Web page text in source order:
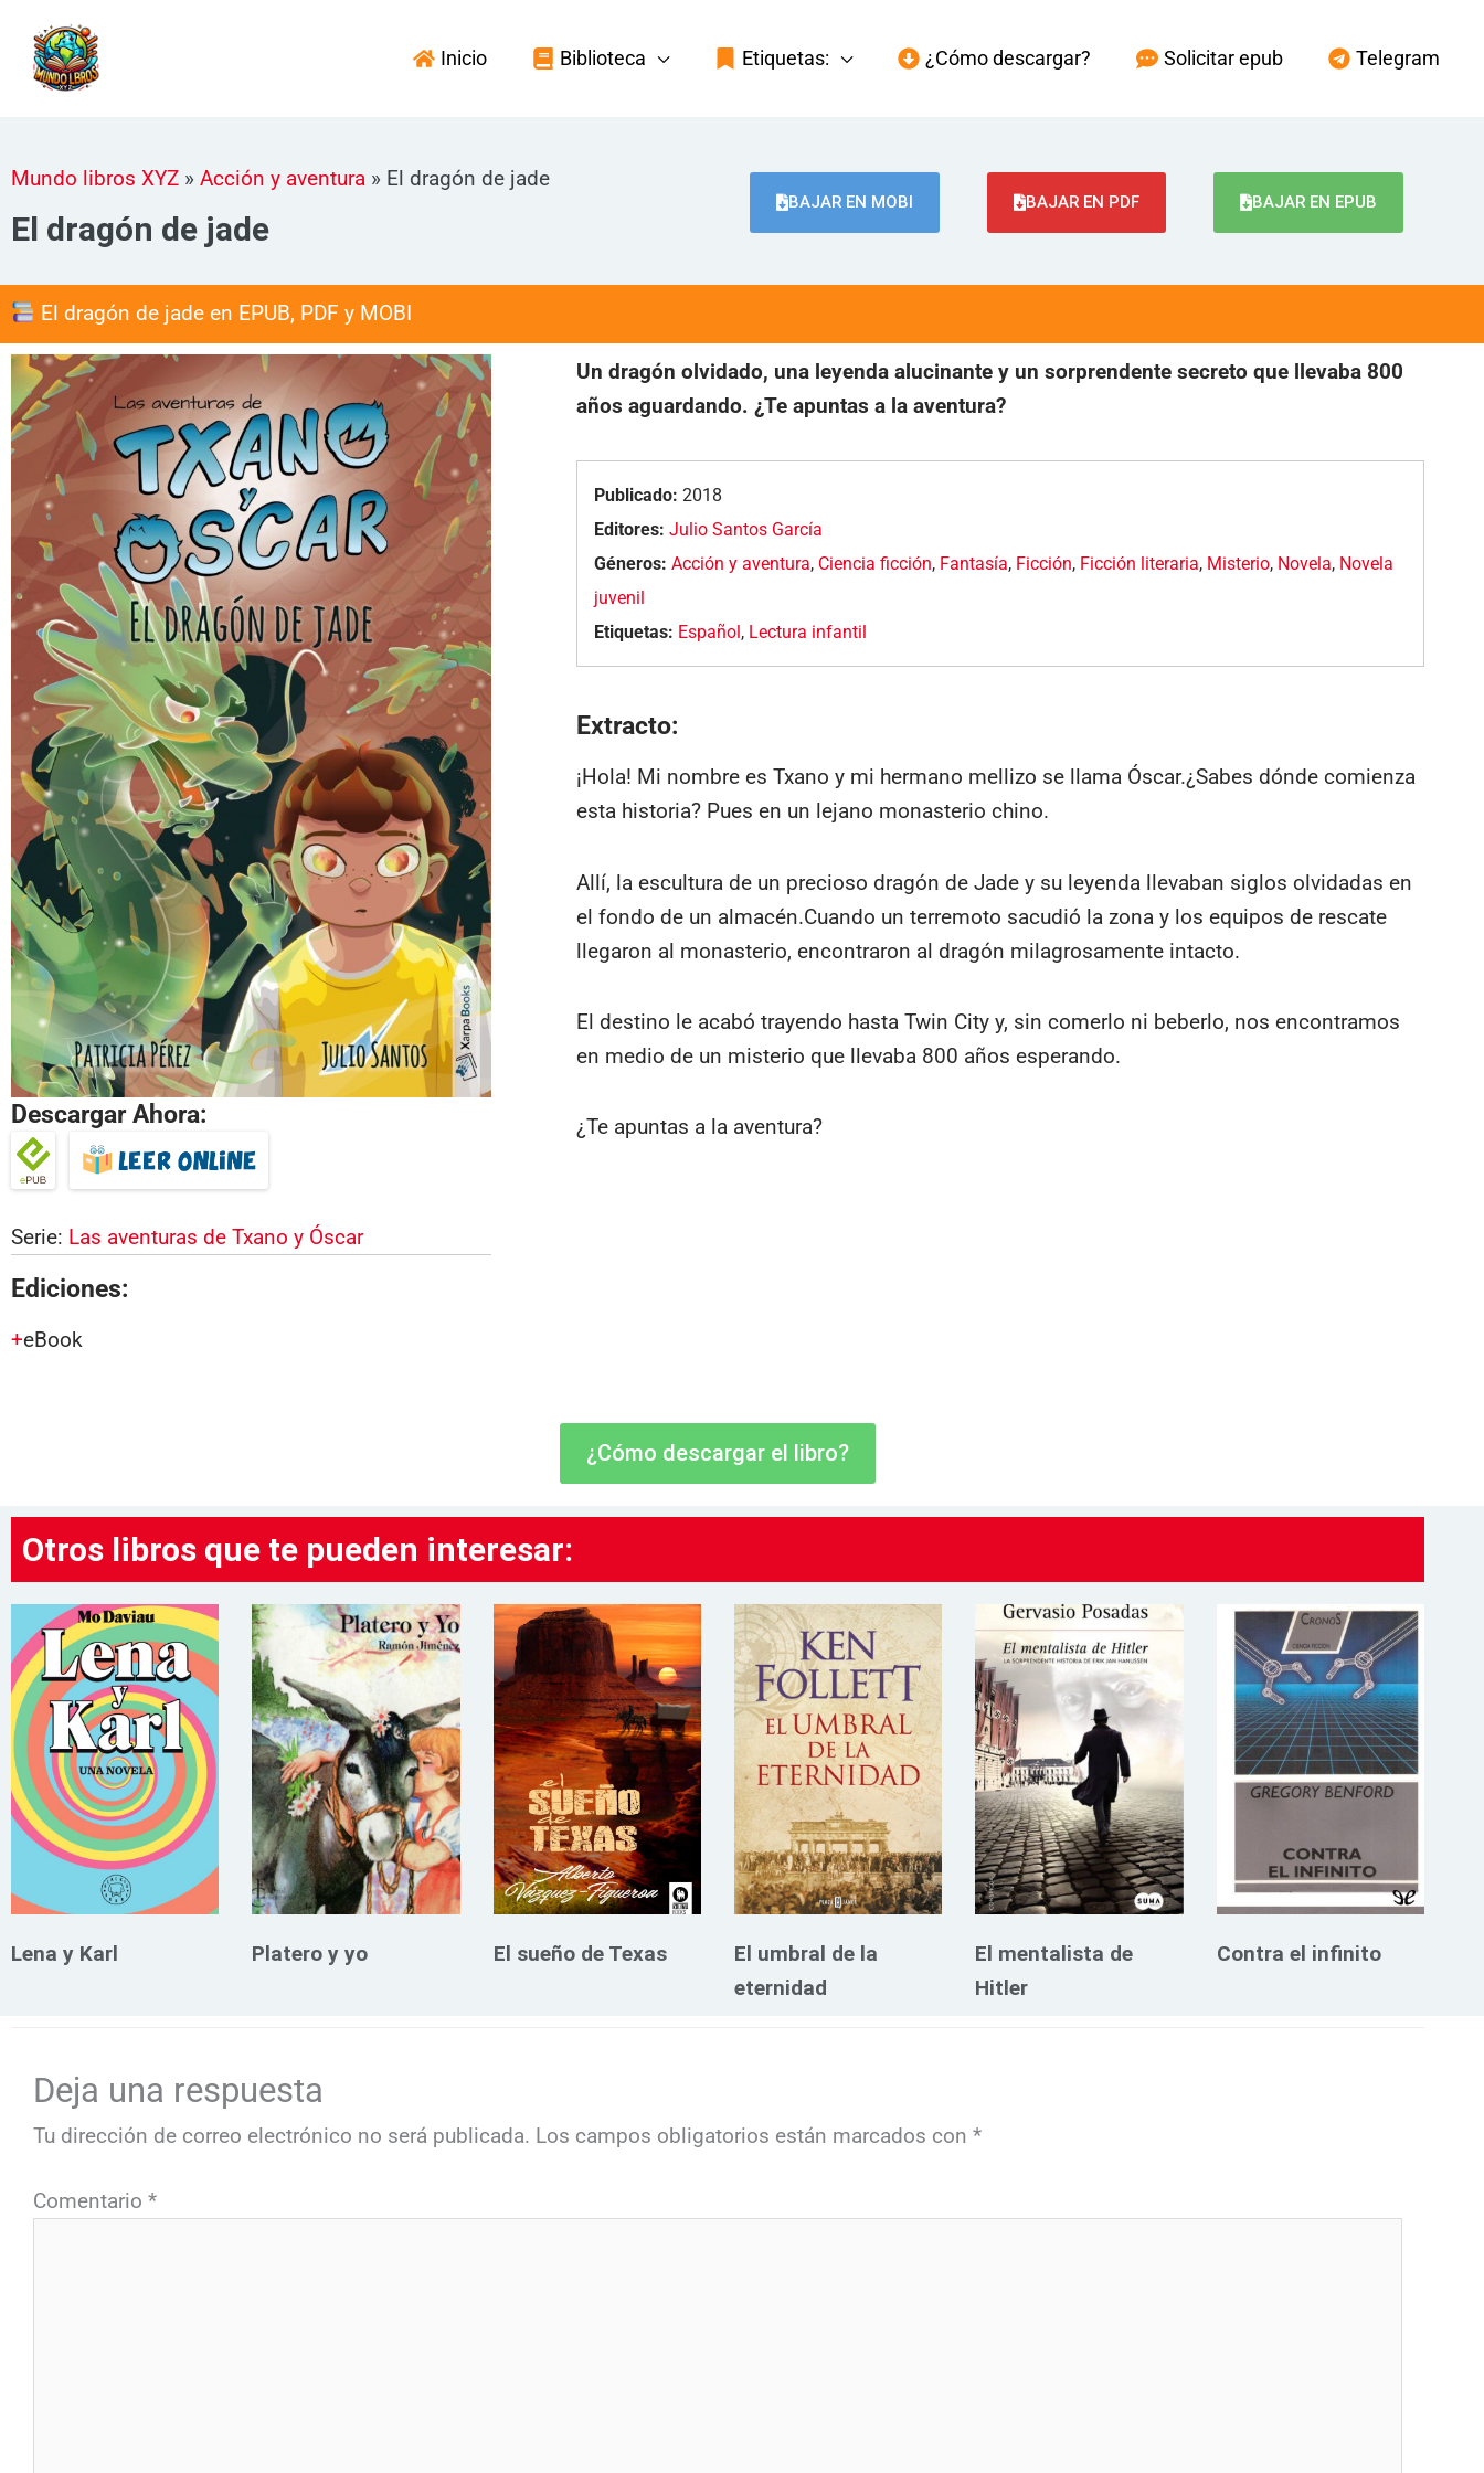
contenido
Inicio Biblioteca Etiquetas: ¿Cómo descargar? Solicitar epub Telegram
Mundo libros XYZ » Acción y aventura » El dragón de jade
El dragón de jade
BAJAR EN MOBI BAJAR EN PDF BAJAR EN EPUB
El dragón de jade en EPUB, PDF y MOBI
Descargar Ahora:
Serie: Las aventuras de Txano y Óscar
Ediciones:
eBook
Un dragón olvidado, una leyenda alucinante y un sorprendente secreto que llevaba 800
años aguardando. ¿Te apuntas a la aventura?
Publicado: 2018
Editores: Julio Santos García
Géneros: Acción y aventura, Ciencia ficción, Fantasía, Ficción, Ficción literaria, Misterio, Novela, Novela
juvenil
Etiquetas: Español, Lectura infantil
Extracto:
¡Hola! Mi nombre es Txano y mi hermano mellizo se llama Óscar.¿Sabes dónde comienza
esta historia? Pues en un lejano monasterio chino.
Allí, la escultura de un precioso dragón de Jade y su leyenda llevaban siglos olvidadas en
el fondo de un almacén.Cuando un terremoto sacudió la zona y los equipos de rescate
llegaron al monasterio, encontraron al dragón milagrosamente intacto.
El destino le acabó trayendo hasta Twin City y, sin comerlo ni beberlo, nos encontramos
en medio de un misterio que llevaba 800 años esperando.
¿Te apuntas a la aventura?
¿Cómo descargar el libro?
Otros libros que te pueden interesar:
Lena y Karl Platero y yo El sueño de Texas
El umbral de la
eternidad
El mentalista de
Hitler
Contra el infinito
Deja una respuesta
Tu dirección de correo electrónico no será publicada. Los campos obligatorios están marcados con *
Comentario *